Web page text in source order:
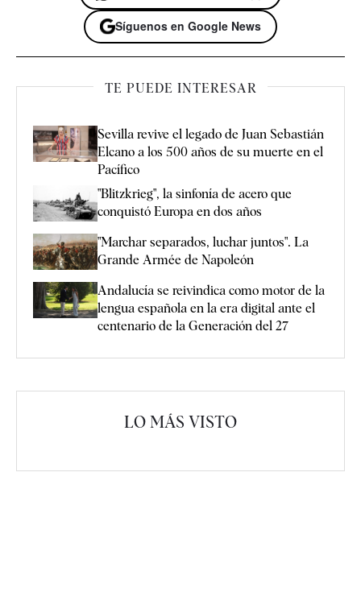
Síguenos en Google News
TE PUEDE INTERESAR
Sevilla revive el legado de Juan Sebastián
Elcano a los 500 años de su muerte en el
Pacífico
"Blitzkrieg", la sinfonía de acero que
conquistó Europa en dos años
"Marchar separados, luchar juntos". La
Grande Armée de Napoleón
Andalucía se reivindica como motor de la
lengua española en la era digital ante el
centenario de la Generación del 27
LO MÁS VISTO